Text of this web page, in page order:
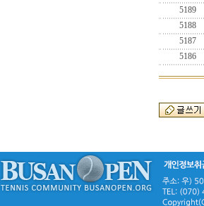
5189
5188
5187
5186